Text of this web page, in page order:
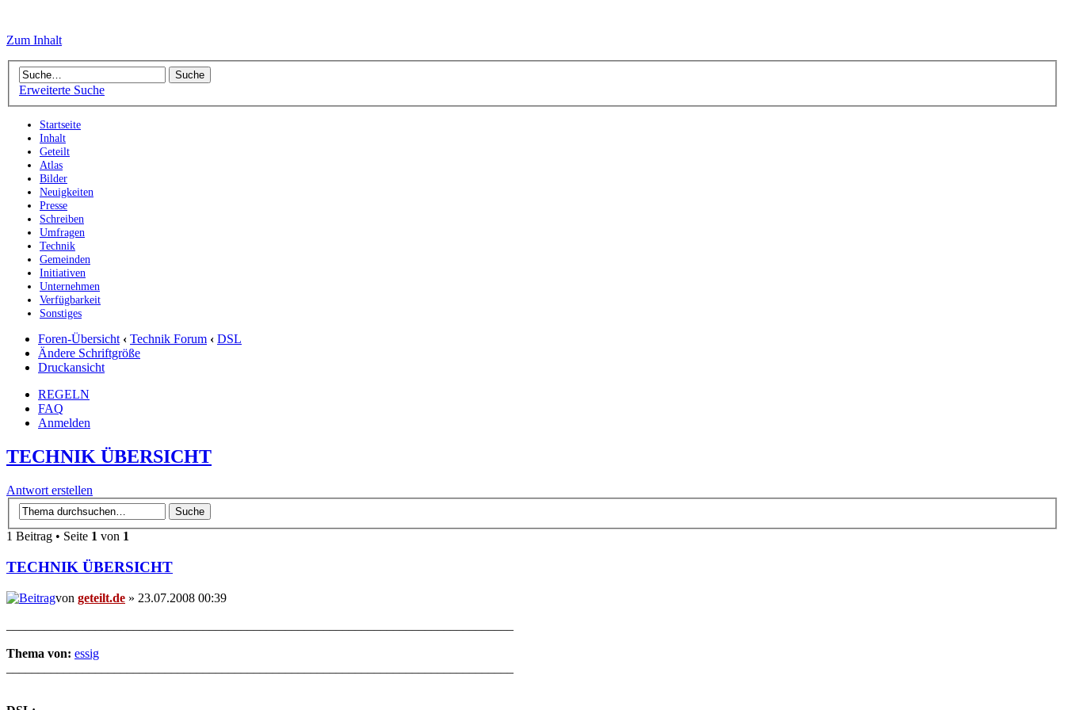
Zum Inhalt
Erweiterte Suche
Startseite
Inhalt
Geteilt
Atlas
Bilder
Neuigkeiten
Presse
Schreiben
Umfragen
Technik
Gemeinden
Initiativen
Unternehmen
Verfügbarkeit
Sonstiges
Foren-Übersicht ‹ Technik Forum ‹ DSL
Ändere Schriftgröße
Druckansicht
REGELN
FAQ
Anmelden
TECHNIK ÜBERSICHT
Antwort erstellen
1 Beitrag • Seite 1 von 1
TECHNIK ÜBERSICHT
von geteilt.de » 23.07.2008 00:39
Thema von: essig